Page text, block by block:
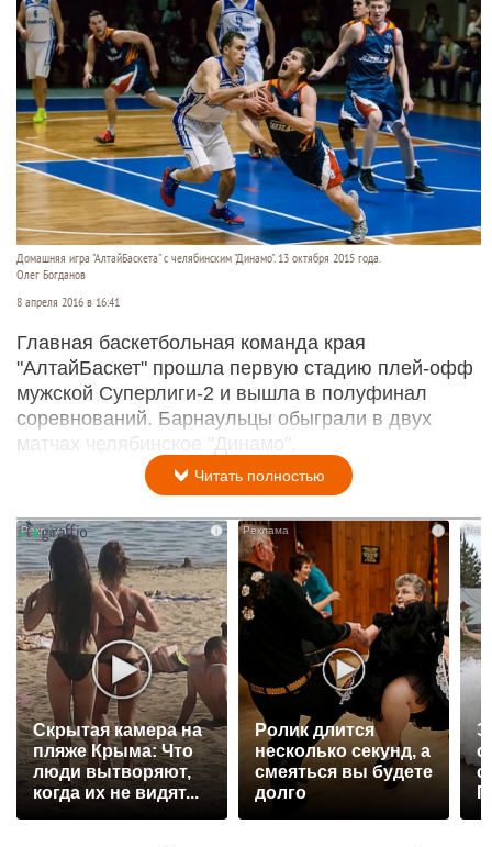
Домашняя игра "АлтайБаскета" с челябинским "Динамо". 13 октября 2015 года.
Олег Богданов
8 апреля 2016 в 16:41
Главная баскетбольная команда края
"АлтайБаскет" прошла первую стадию плей-офф
мужской Суперлиги-2 и вышла в полуфинал
соревнований. Барнаульцы обыграли в двух
матчах челябинское "Динамо".
Читать полностью
i
Скрытая камера на
пляже Крыма: Что
люди вытворяют,
когда их не видят...
i
Ролик длится
несколько секунд, а
смеяться вы будете
долго